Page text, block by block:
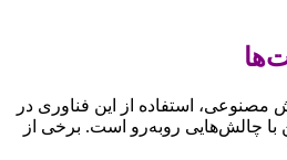
مصنوعی، استفاده از این فناوری در
چالش‌هایی روبه‌رو است. برخی از